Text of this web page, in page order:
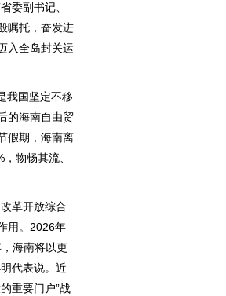
委副书记、
嘱托，奋发进
入全岛封关运
我国坚定不移
的海南自由贸
假期，海南离
物畅其流、
革开放综合
用。2026年
海南将以更
代表说。近
重要门户”战